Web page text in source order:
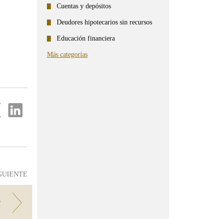
Compartir
en
Cuentas y depósitos
Deudores hipotecarios sin recursos
Educación financiera
Más categorías